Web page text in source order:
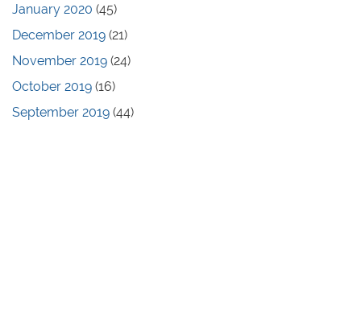
January 2020 (45)
December 2019 (21)
November 2019 (24)
October 2019 (16)
September 2019 (44)